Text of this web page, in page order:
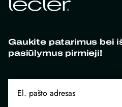
Gaukite patarimus bei
pasiūlymus pirmieji!